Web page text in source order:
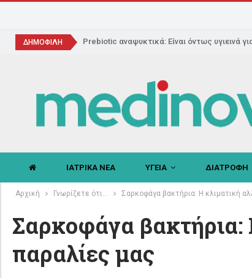
ΔΗΜΟΦΙΛΗ Prebiotic αναψυκτικά: Είναι όντως υγιεινά
ΙΑΤΡΙΚΑ ΝΕΑ ΥΓΕΙΑ ΔΙΑΤΡΟΦΗ
Αρχική Γνωρίζετε ότι... Σαρκοφάγα βακτήρια: Η κλιματική
Σαρκοφάγα βακτήρια:
παραλίες μας